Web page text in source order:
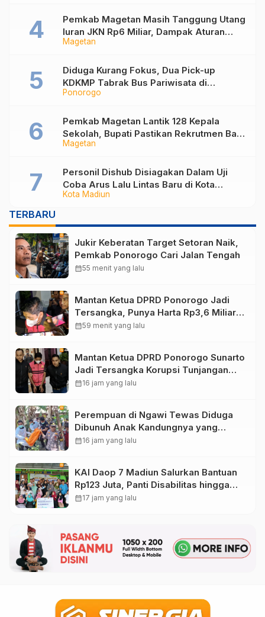
Magetan
Pemkab Magetan Masih Tanggung Utang
Iuran JKN Rp6 Miliar, Dampak Aturan
Berlaku Surut dan Tekanan Fiskal
Ponorogo
Diduga Kurang Fokus, Dua Pick-up
KDKMP Tabrak Bus Pariwisata di
Sukorejo Ponorogo
Magetan
Pemkab Magetan Lantik 128 Kepala
Sekolah, Bupati Pastikan Rekrutmen Baru
Segera Dibuka untuk Isi Jabatan yang
Kota Madiun
Personil Dishub Disiagakan Dalam Uji
Coba Arus Lalu Lintas Baru di Kota
Madiun
TERBARU
Jukir Keberatan Target Setoran Naik,
Pemkab Ponorogo Cari Jalan Tengah
calendar_month55 menit yang lalu
Mantan Ketua DPRD Ponorogo Jadi
Tersangka, Punya Harta Rp3,6 Miliar
dan Utang Rp1,4 Miliar
calendar_month59 menit yang lalu
Mantan Ketua DPRD Ponorogo Sunarto
Jadi Tersangka Korupsi Tunjangan
Perumahan
calendar_month16 jam yang lalu
Perempuan di Ngawi Tewas Diduga
Dibunuh Anak Kandungnya yang
mengalami gangguan kejiwaan
calendar_month16 jam yang lalu
KAI Daop 7 Madiun Salurkan Bantuan
Rp123 Juta, Panti Disabilitas hingga
Reog Ponorogo Dapat Prioritas
calendar_month17 jam yang lalu